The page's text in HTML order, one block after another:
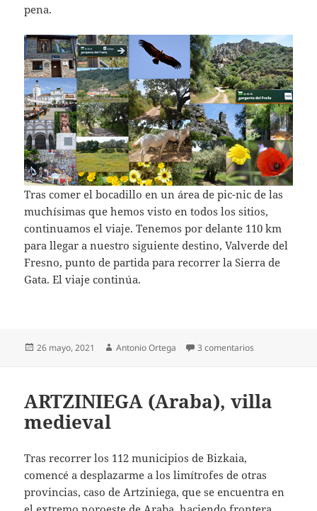
pena.
Tras comer el bocadillo en un área de pic-nic de las
muchísimas que hemos visto en todos los sitios,
continuamos el viaje. Tenemos por delante 110 km
para llegar a nuestro siguiente destino, Valverde del
Fresno, punto de partida para recorrer la Sierra de
Gata. El viaje continúa.
Publicado
26 mayo, 2021 Autor
Antonio Ortega 3 comentarios
ARTZINIEGA (Araba), villa
medieval
Tras recorrer los 112 municipios de Bizkaia,
comencé a desplazarme a los limítrofes de otras
provincias, caso de Artziniega, que se encuentra en